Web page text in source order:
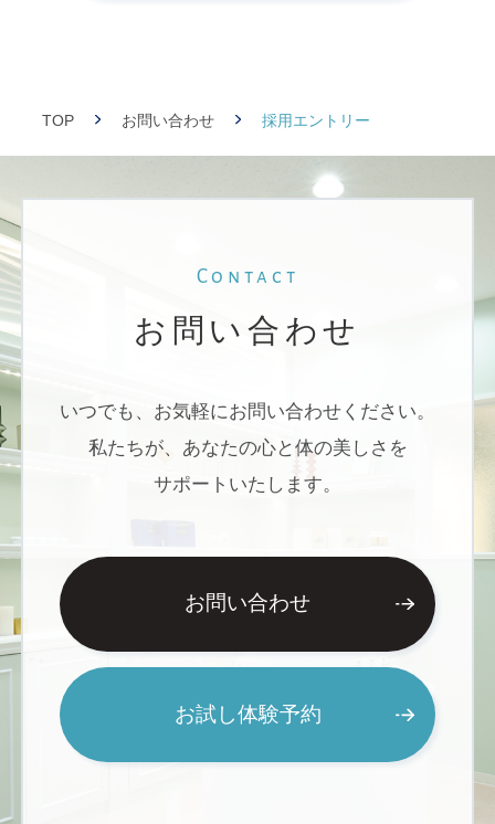
た、当社はお客様の個人情報を適
合などを除き、お客様の許可なく
その情報を第三者へ開示、提供い
【個人情報のご提供をお願いする
場合について】 資料のご請求 ・人
材募集の応募 アンケートへの回答
3.）正確性・安全性の確保につい
て お客様の個人情報には、個人情
するための合理的な措置を講じて
4.）お客様情報の照会、修正、削
除について お客様が、自分自身の
個人情報の照会、修正、削除など
スタマーセンターまでお申出下さ
TOP お問い合わせ 採用エントリー
Contact
お問い合わせ
いつでも、お気軽にお問い合わせください。
私たちが、あなたの心と体の美しさを
サポートいたします。
お問い合わせ
お試し体験予約